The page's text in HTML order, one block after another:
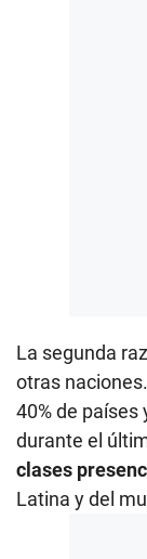
La segunda
otras
40% de países
durante el
clases
Latina y del